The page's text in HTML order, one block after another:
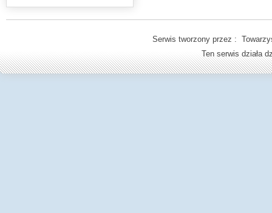
Serwis tworzony przez :
Ten serwis działa